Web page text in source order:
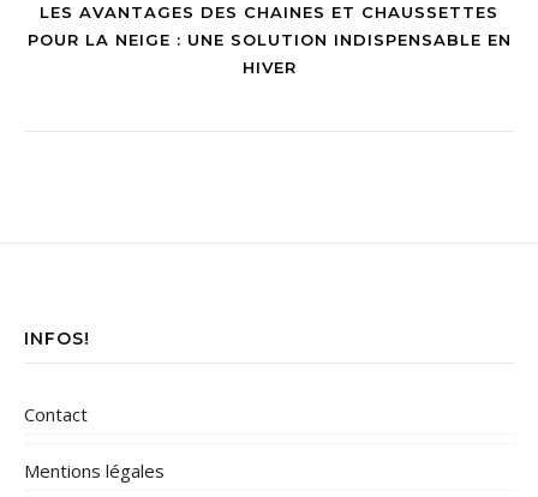
LES AVANTAGES DES CHAINES ET CHAUSSETTES
POUR LA NEIGE : UNE SOLUTION INDISPENSABLE EN
HIVER
INFOS!
Contact
Mentions légales